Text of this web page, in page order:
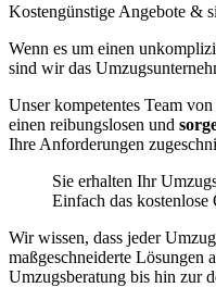
Kostengünstige Angebote &
Wenn es um einen
sind wir das
Unser kompetentes Team
einen reibungslosen und
Ihre Anforderungen
Sie erhalten Ihr
Einfach das
Wir wissen, dass jeder
maßgeschneiderte Lösungen
Umzugsberatung bis hin zur